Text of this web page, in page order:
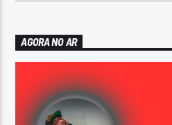
AGORA NO AR